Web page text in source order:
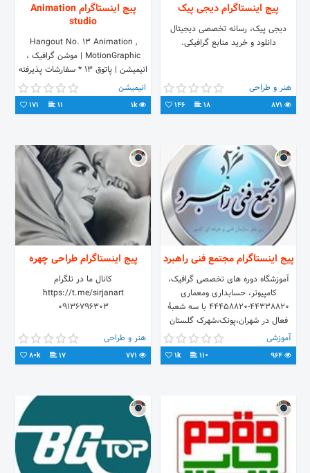
پیج اینستاگرام دیجی پیک
دیجی پیک، رسانه تخصصی دیجیتال
دانلود و خرید منابع گرافیکی.
هنر و طراحی
18
146
پیج اینستاگرام Animation
studio
Hangout No. 13 Animation ,
MotionGraphic | موشن گرافیک ،
انیمیشن | پاتوق ۱۳ * سفارشات پذیرفته
میشود
انیمیشن
1k
11
171
پیج اینستاگرام مجتمع فنی راهبرد
آموزشگاه دوره های تخصصی گرافیک،
کامپیوتر، حسابداری ومعماری
44338820-44458820 با سه شعبهٔ
فعال در شهران،پونک،شهرک گلستان
آموزشی
110
1k
پیج اینستاگرام طراحی چهره
کانال ما در تلگرام
https://t.me/sirjanart
09136796303
هنر و طراحی
17
80k